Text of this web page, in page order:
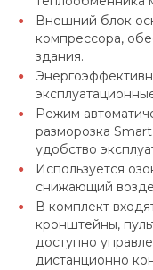
Внешний блок
компрессора,
здания.
Режим
разморозка
удобство
Используется
снижающий
В комплект
кронштейны,
доступно
дистанционно